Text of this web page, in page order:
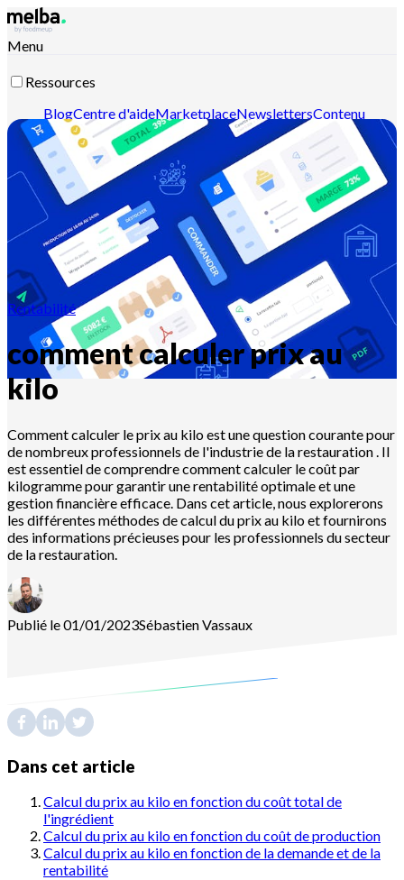
Menu
Ressources
BlogCentre d'aideMarketplaceNewslettersContenu
intelligentDocumentation APIDocumentation MCP
Contactez-nousDécouvrir melba
Rentabilité
comment calculer prix au
kilo
Comment calculer le prix au kilo est une question courante pour
de nombreux professionnels de l'industrie de la restauration . Il
est essentiel de comprendre comment calculer le coût par
kilogramme pour garantir une rentabilité optimale et une
gestion financière efficace. Dans cet article, nous explorerons
les différentes méthodes de calcul du prix au kilo et fournirons
des informations précieuses pour les professionnels du secteur
de la restauration.
Publié le 01/01/2023SébastienVassaux
Dans cet article
Calcul du prix au kilo en fonction du coût total de
l'ingrédient
Calcul du prix au kilo en fonction du coût de production
Calcul du prix au kilo en fonction de la demande et de la
rentabilité